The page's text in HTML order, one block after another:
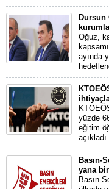
Oğuz,
ayında
yüzde
eğitim
açıkladı.
Basın-
yana
Basın-